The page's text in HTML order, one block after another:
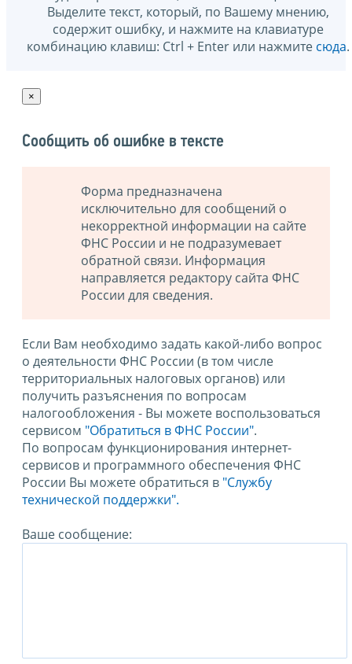
Выделите текст, который, по Вашему мнению,
содержит ошибку, и нажмите на клавиатуре
комбинацию клавиш: Ctrl + Enter или нажмите сюда.
×
Сообщить об ошибке в тексте
Форма предназначена
исключительно для сообщений о
некорректной информации на сайте
ФНС России и не подразумевает
обратной связи. Информация
направляется редактору сайта ФНС
России для сведения.
Если Вам необходимо задать какой-либо вопрос
о деятельности ФНС России (в том числе
территориальных налоговых органов) или
получить разъяснения по вопросам
налогообложения - Вы можете воспользоваться
сервисом "Обратиться в ФНС России".
По вопросам функционирования интернет-
сервисов и программного обеспечения ФНС
России Вы можете обратиться в "Службу
технической поддержки".
Ваше сообщение: